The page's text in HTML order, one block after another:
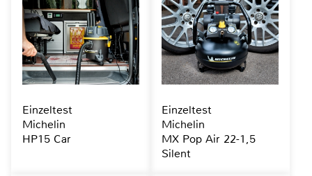
Einzeltest
Michelin
HP15 Car
Einzeltest
Michelin
MX Pop Air 22-1,5
Silent